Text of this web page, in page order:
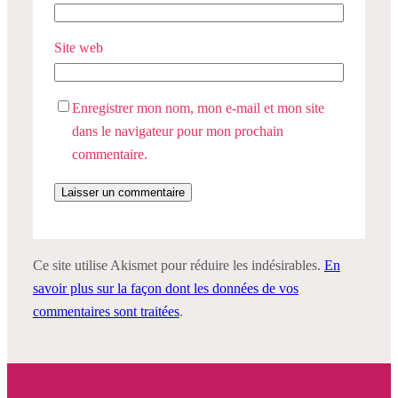
Site web
Enregistrer mon nom, mon e-mail et mon site
dans le navigateur pour mon prochain
commentaire.
Ce site utilise Akismet pour réduire les indésirables. En
savoir plus sur la façon dont les données de vos
commentaires sont traitées.